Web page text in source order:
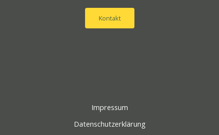
Kontakt
Impressum
Datenschutzerklärung